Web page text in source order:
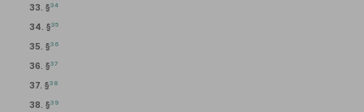
33. §34
34. §35
35. §36
36. §37
37. §38
38. §39